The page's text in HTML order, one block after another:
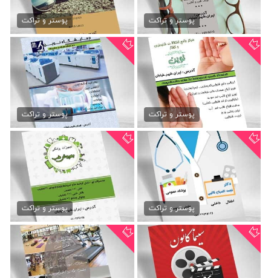
طرح تراکت عینک سازی
79,000 تومان پوستر و تراکت
دانلود تراکت عینک فروشی
79,000 تومان پوستر و تراکت
دانلود تراکت شنوایی سنجی
79,000 تومان پوستر و تراکت
دانلود تراکت آزمایشگاه
79,000 تومان پوستر و تراکت
تراکت لایه باز پزشکی
79,000 تومان پوستر و تراکت
دانلود تراکت تجهیزات پزشکی
79,000 تومان پوستر و تراکت